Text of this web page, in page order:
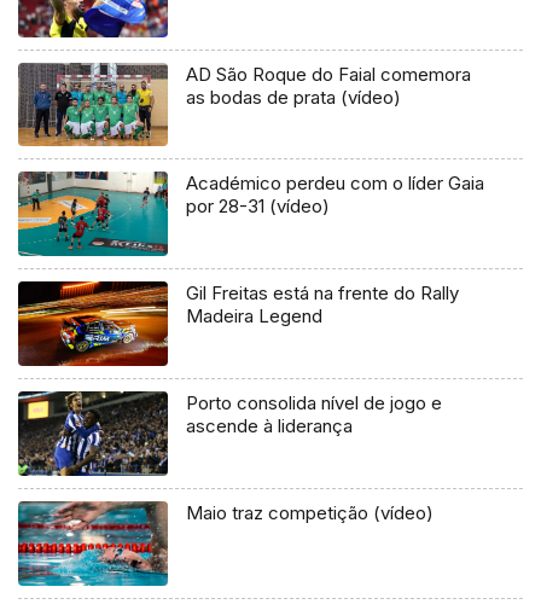
AD São Roque do Faial comemora
as bodas de prata (vídeo)
Académico perdeu com o líder Gaia
por 28-31 (vídeo)
Gil Freitas está na frente do Rally
Madeira Legend
Porto consolida nível de jogo e
ascende à liderança
Maio traz competição (vídeo)